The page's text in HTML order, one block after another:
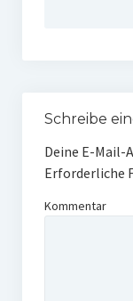
Schreibe
Deine E-Mail-
Erforderliche
Kommentar